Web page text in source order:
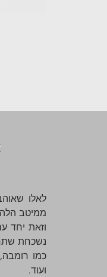
לאלו
ממיטב
וזאת יחד
נשכחת
כמו
ועוד.